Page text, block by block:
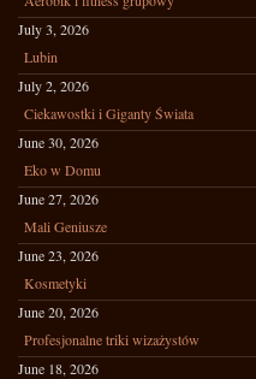
July 3, 2026
Lubin
July 2, 2026
Ciekawostki i Giganty Świata
June 30, 2026
Eko w Domu
June 27, 2026
Mali Geniusze
June 23, 2026
Kosmetyki
June 20, 2026
Profesjonalne triki wizażystów
June 18, 2026